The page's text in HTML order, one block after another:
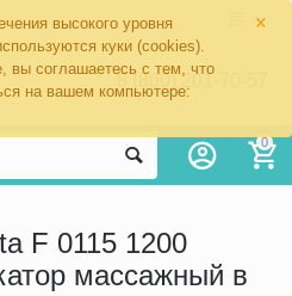
×
высокого уровня
куки (cookies).
вы соглашаетесь с тем, что
на вашем компьютере:
8 (800) 201-70-57
0
F 0115 1200
массажный в